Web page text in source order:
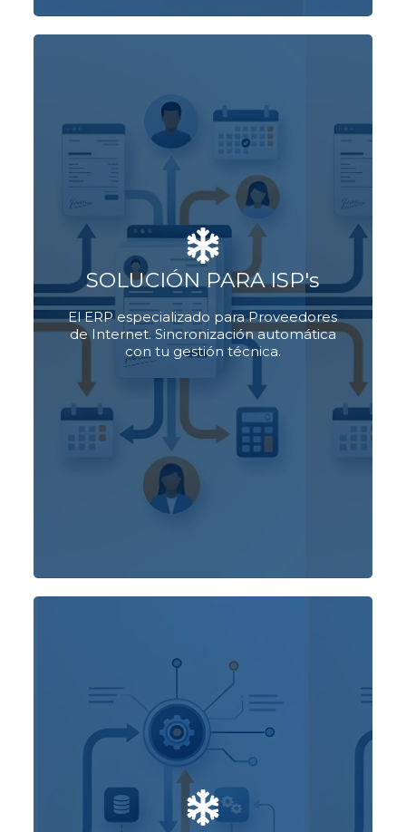
SOLUCIÓN PARA ISP's
El ERP especializado para Proveedores
de Internet. Sincronización automática
con tu gestión técnica.
salarios, horas extra, recargos,
seguridad social y prestaciones
forma automática.
Envía la
nómina electrónica a la DIAN
sin errores y mantén tu empresa al día
con la ley laboral colombiana.
facturación, pagos, inventarios
y datos contables
con tus sistemas